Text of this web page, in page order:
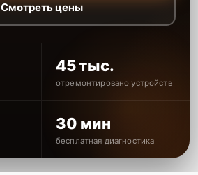
Смотреть цены
45 тыс.
отремонтировано устройств
30 мин
бесплатная диагностика